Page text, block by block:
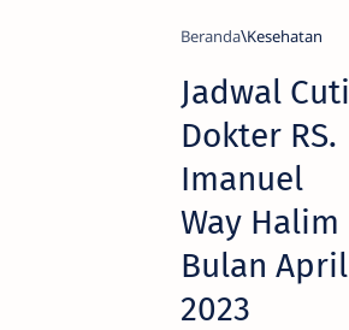
Beranda Kesehatan
Jadwal Cuti
Dokter RS.
Imanuel
Way Halim
Bulan April
2023